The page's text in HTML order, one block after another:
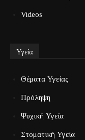
Videos
Υγεία
Θέματα Υγείας
Πρόληψη
Ψυχική Υγεία
Στοματική Υγεία